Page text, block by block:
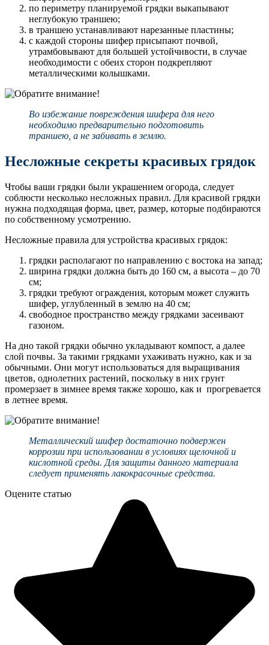
по периметру планируемой грядки выкапывают
неглубокую траншею;
в траншею устанавливают нарезанные пластины;
с каждой стороны шифер присыпают почвой,
утрамбовывают для большей устойчивости, в случае
необходимости с обеих сторон подкрепляют
металлическими колышками.
Во избежание повреждения шифера для него
необходимо предварительно подготовить
траншею, а не забивать в землю.
Несложные секреты красивых грядок
Чтобы ваши грядки были украшением огорода, следует
соблюсти несколько несложных правил. Для красивой грядки
нужна подходящая форма, цвет, размер, которые подбираются
по собственному усмотрению.
Несложные правила для устройства красивых грядок:
грядки располагают по направлению с востока на запад;
ширина грядки должна быть до 160 см, а высота – до 70
см;
грядки требуют ограждения, которым может служить
шифер, углубленный в землю на 40 см;
свободное пространство между грядками засеивают
газоном.
На дно такой грядки обычно укладывают компост, а далее
слой почвы. За такими грядками ухаживать нужно, как и за
обычными. Они могут использоваться для выращивания
цветов, однолетних растений, поскольку в них грунт
промерзает в зимнее время также хорошо, как и прогревается
в летнее время.
Металлический шифер достаточно подвержен
коррозии при использовании в условиях щелочной и
кислотной среды. Для защиты данного материала
следует применять лакокрасочные средства.
Оцените статью